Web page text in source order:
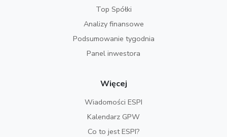
Top Spółki
Analizy finansowe
Podsumowanie tygodnia
Panel inwestora
Więcej
Wiadomości ESPI
Kalendarz GPW
Co to jest ESPI?